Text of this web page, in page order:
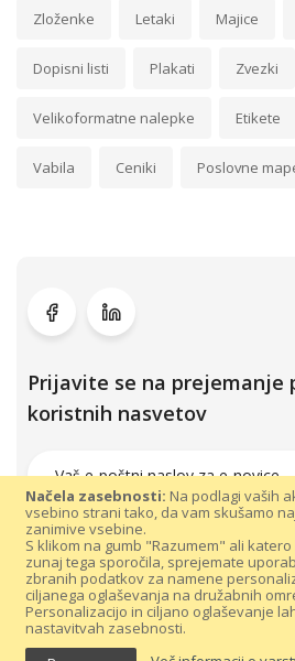
Načela zasebnosti: Na podlagi vaših
vsebino strani tako, da vam skušamo
zanimive vsebine.
S klikom na gumb "Razumem" ali
zunaj tega sporočila, sprejemate
zbranih podatkov za namene
ciljanega oglaševanja na družabnih
Personalizacijo in ciljano oglaševanje
nastavitvah zasebnosti.
Zloženke Letaki Majice
Dopisni listi Plakati Zvezki
Velikoformatne nalepke Etikete
Vabila Ceniki Poslovne
Prijavite se na prejemanje
koristnih nasvetov
Vse pravice pridržane 300dpi.com © 2021 |